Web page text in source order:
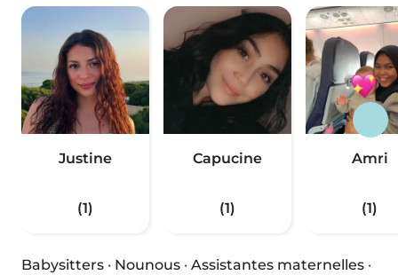
Justine
(1)
Capucine
(1)
Amri
(1)
Babysitters · Nounous · Assistantes maternelles ·